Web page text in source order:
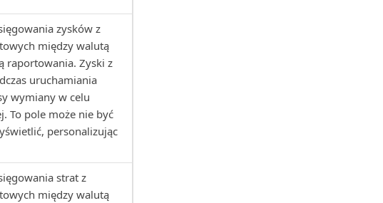
zysków z
między walutą
raportowania. Zyski z
uruchamiania
wymiany w celu
To pole może nie być
personalizując
strat z
między walutą